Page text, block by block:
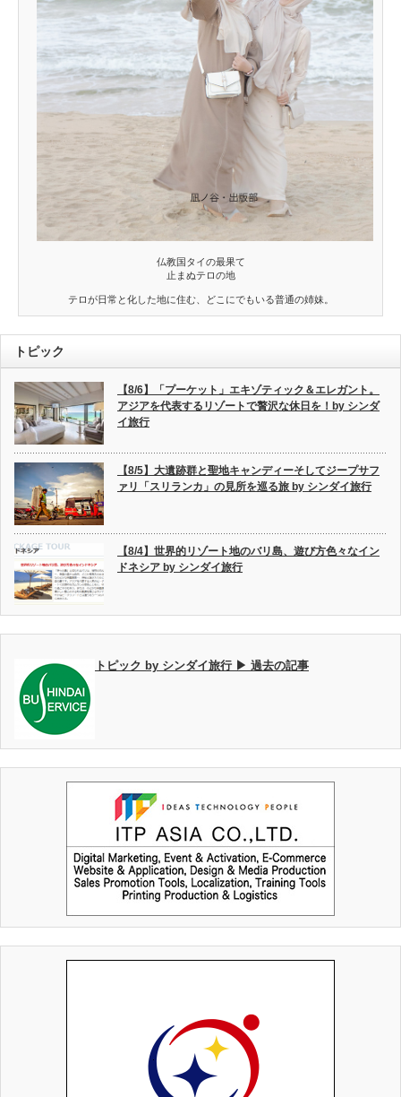
仏教国タイの最果て
止まぬテロの地
テロが日常と化した地に住む、どこにでもいる普通の姉妹。
トピック
【8/6】「プーケット」エキゾティック＆エレガント。
アジアを代表するリゾートで贅沢な休日を！by シンダ
イ旅行
【8/5】大遺跡群と聖地キャンディーそしてジープサフ
ァリ「スリランカ」の見所を巡る旅 by シンダイ旅行
【8/4】世界的リゾート地のバリ島、遊び方色々なイン
ドネシア by シンダイ旅行
トピック by シンダイ旅行 ▶ 過去の記事